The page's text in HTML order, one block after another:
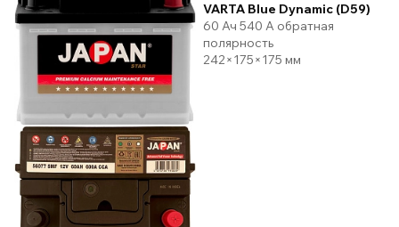
VARTA Blue Dynamic (D59)
60 Ач 540 А обратная
полярность
242×175×175 мм